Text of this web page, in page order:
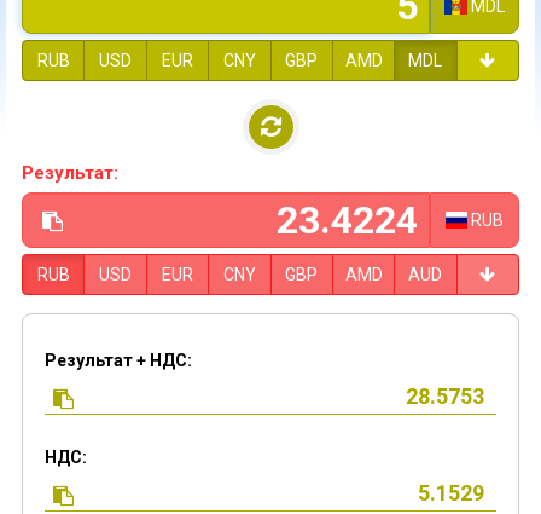
MDL
RUB USD EUR CNY GBP AMD MDL
Результат:
RUB
RUB USD EUR CNY GBP AMD AUD
Результат + НДС:
НДС: